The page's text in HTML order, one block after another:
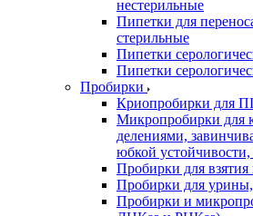
нестерильные
Пипетки для
стерильные
Пипетки
Пипетки
Пробирки
Криопробирки для
Микропробирки для
делениями,
юбкой
Пробирки для
Пробирки для
Пробирки и